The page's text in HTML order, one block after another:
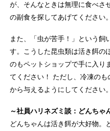
が、そんなときは無理に食べさ
の副食を探してあげてください。
また、「虫が苦手！」という飼
す。こうした昆虫類は活き餌の
のもペットショップで手に入り
てください！ ただし、冷凍の
から与えるようにしてください。
～社員ハリネズミ談：どんちゃ
どんちゃんは活き餌が大好物。